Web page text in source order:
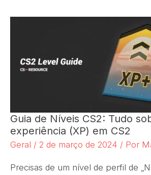
Guia de Níveis CS2: Tudo
experiência (XP) em CS2
Geral / 2 de março de 2024 / Por
Precisas de um nível de perfil de